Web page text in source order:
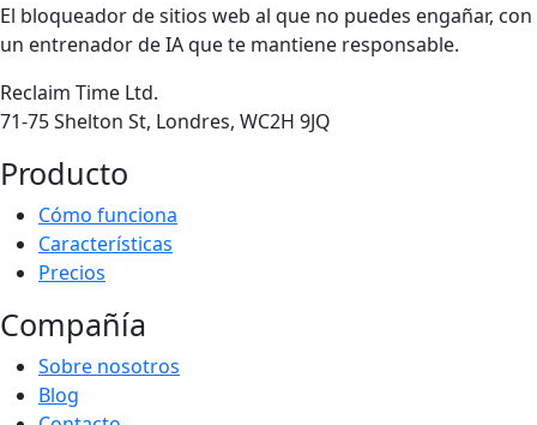
El bloqueador de sitios web al que no puedes engañar, con
un entrenador de IA que te mantiene responsable.
Reclaim Time Ltd.
71-75 Shelton St, Londres, WC2H 9JQ
Producto
Cómo funciona
Características
Precios
Compañía
Sobre nosotros
Blog